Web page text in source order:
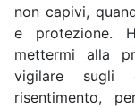
non capivi,
e protezione.
mettermi alla
vigilare sugli
risentimento,